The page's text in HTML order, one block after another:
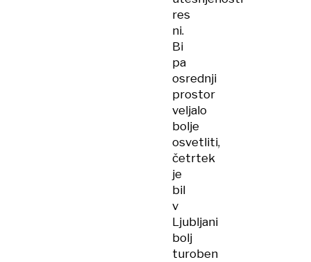
res
ni.
Bi
pa
osrednji
prostor
veljalo
bolje
osvetliti,
četrtek
je
bil
v
Ljubljani
bolj
turoben